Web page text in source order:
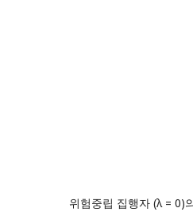
위험중립 집행자 (λ = 0)